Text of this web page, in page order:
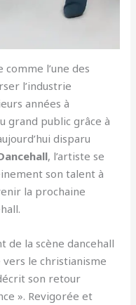
comme l’une des
l’industrie
années à
grand public grâce à
disparu
, l’artiste se
son talent à
la prochaine
de la scène dancehall
vers le christianisme
son retour
». Revigorée et